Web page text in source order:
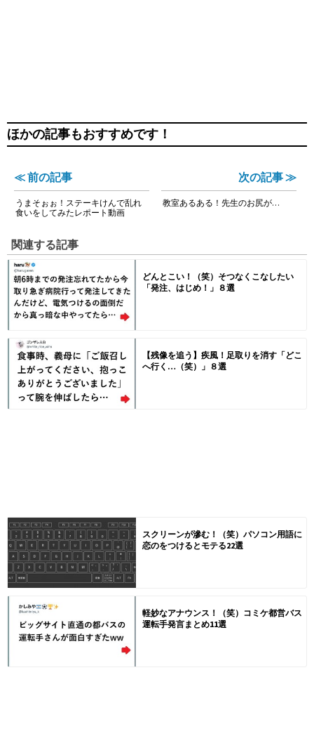
ほかの記事もおすすめです！
≪ 前の記事
うまそぉぉ！ステーキけんで乱れ
食いをしてみたレポート動画
次の記事 ≫
教室あるある！先生のお尻が…
関連する記事
どんとこい！（笑）そつなくこなしたい
「発注、はじめ！」８選
【残像を追う】疾風！足取りを消す「どこ
へ行く…（笑）」８選
スクリーンが滲む！（笑）パソコン用語に
恋のをつけるとモテる22選
軽妙なアナウンス！（笑）コミケ都営バス
運転手発言まとめ11選